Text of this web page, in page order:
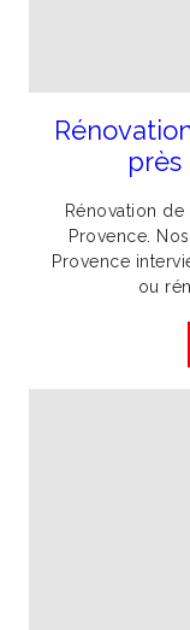
près
Rénovation
Provence.
Provence
ou